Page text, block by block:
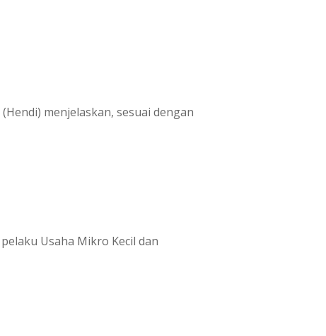
menjelaskan, sesuai dengan
Usaha Mikro Kecil dan